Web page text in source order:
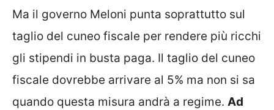
Ma il governo Meloni punta soprattutto sul
taglio del cuneo fiscale per rendere più ricchi
gli stipendi in busta paga. Il taglio del cuneo
fiscale dovrebbe arrivare al 5% ma non si sa
quando questa misura andrà a regime. Ad